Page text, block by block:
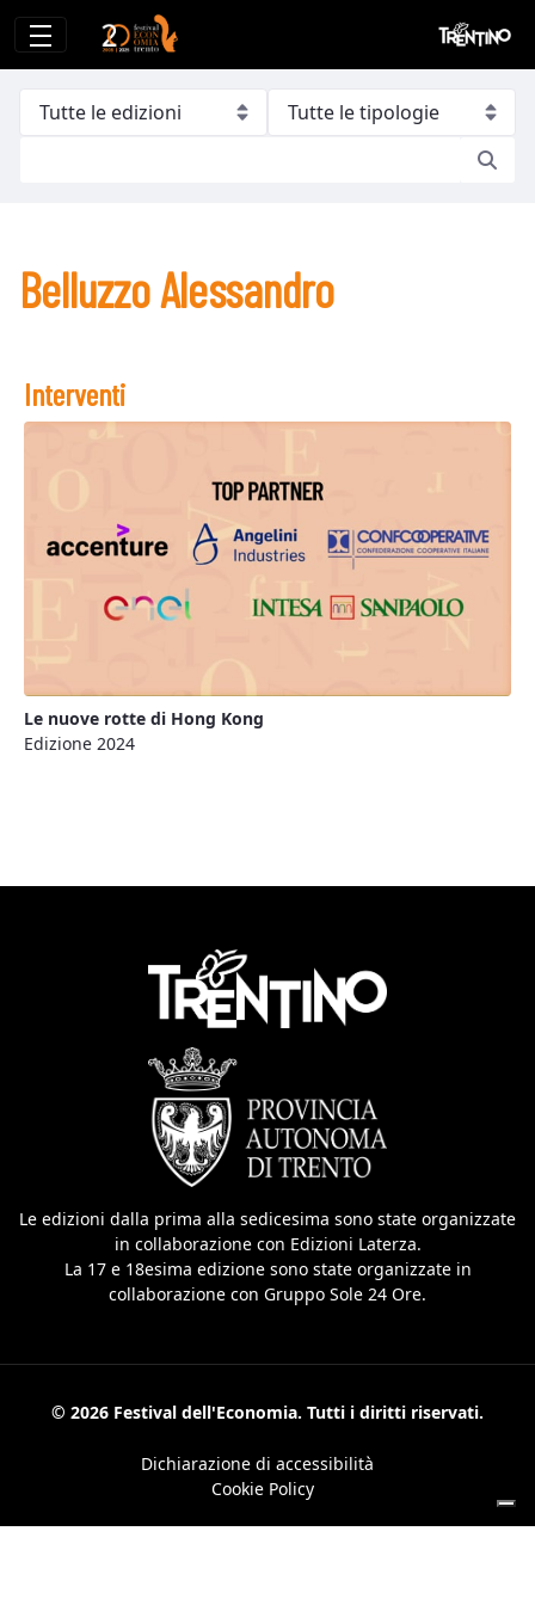
Belluzzo Alessandro
Belluzzo Alessandro
Interventi
Le nuove rotte di Hong Kong
Edizione 2024
Le edizioni dalla prima alla sedicesima sono state organizzate
in collaborazione con Edizioni Laterza.
La 17 e 18esima edizione sono state organizzate in
collaborazione con Gruppo Sole 24 Ore.
© 2026 Festival dell'Economia. Tutti i diritti riservati.
Dichiarazione di accessibilità
Cookie Policy